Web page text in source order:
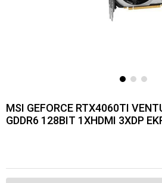
MSI GEFORCE RTX4060TI
GDDR6 128BIT 1XHDMI 3XDP